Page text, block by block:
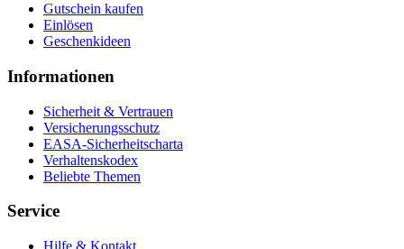
Gutschein kaufen
Einlösen
Geschenkideen
Informationen
Sicherheit & Vertrauen
Versicherungsschutz
EASA-Sicherheitscharta
Verhaltenskodex
Beliebte Themen
Service
Hilfe & Kontakt